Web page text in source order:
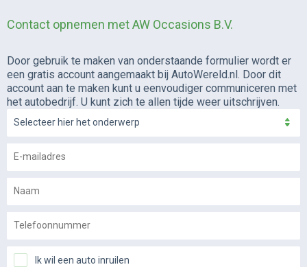
Contact opnemen met AW Occasions B.V.
Door gebruik te maken van onderstaande formulier wordt er
een gratis account aangemaakt bij AutoWereld.nl. Door dit
account aan te maken kunt u eenvoudiger communiceren met
het autobedrijf. U kunt zich te allen tijde weer uitschrijven.
Selecteer hier het onderwerp
Ik wil een auto inruilen